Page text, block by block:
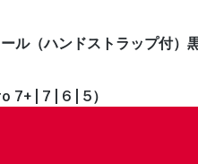
ル（ハンドストラップ付）
| 7 | 6 | 5）